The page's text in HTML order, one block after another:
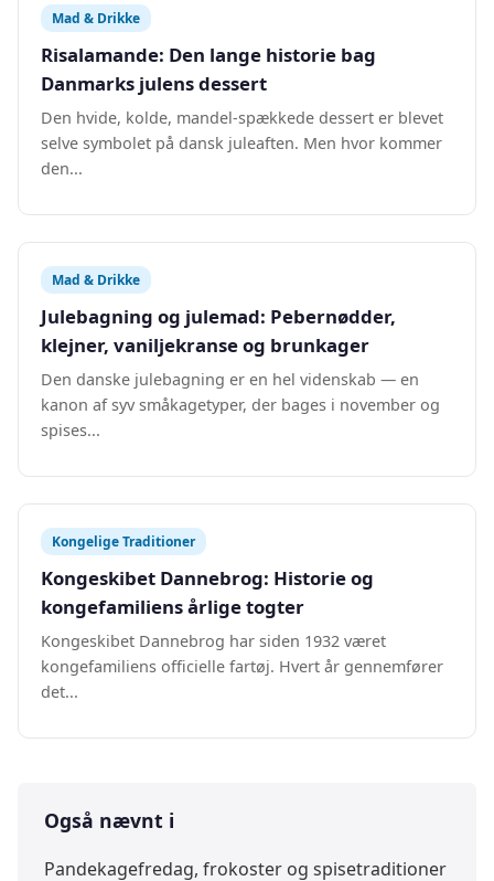
Mad & Drikke
Risalamande: Den lange historie bag
Danmarks julens dessert
Den hvide, kolde, mandel-spækkede dessert er blevet
selve symbolet på dansk juleaften. Men hvor kommer
den...
Mad & Drikke
Julebagning og julemad: Pebernødder,
klejner, vaniljekranse og brunkager
Den danske julebagning er en hel videnskab — en
kanon af syv småkagetyper, der bages i november og
spises...
Kongelige Traditioner
Kongeskibet Dannebrog: Historie og
kongefamiliens årlige togter
Kongeskibet Dannebrog har siden 1932 været
kongefamiliens officielle fartøj. Hvert år gennemfører
det...
Også nævnt i
Pandekagefredag, frokoster og spisetraditioner